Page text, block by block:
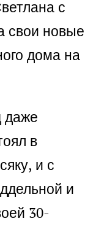
с
свои новые
дома на
даже
в
и с
и
30-